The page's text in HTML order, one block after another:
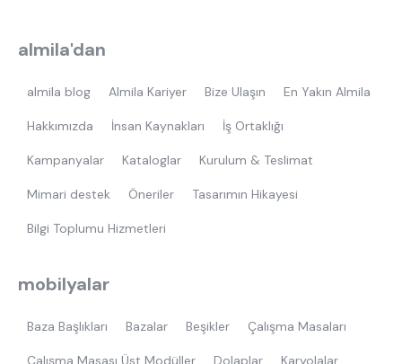
almila'dan
almila blog Almila Kariyer Bize Ulaşın En Yakın Almila
Hakkımızda İnsan Kaynakları İş Ortaklığı
Kampanyalar Kataloglar Kurulum & Teslimat
Mimari destek Öneriler Tasarımın Hikayesi
Bilgi Toplumu Hizmetleri
mobilyalar
Baza Başlıkları Bazalar Beşikler Çalışma Masaları